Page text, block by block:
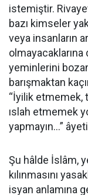
istemiştir.
bazı kimseler
veya insanların
yeminlerini
barışmaktan
“İyilik etmemek,
ıslah etmemek
yapmayın...”
Şu hâlde İslâm,
kılınmasını
isyan anlamına